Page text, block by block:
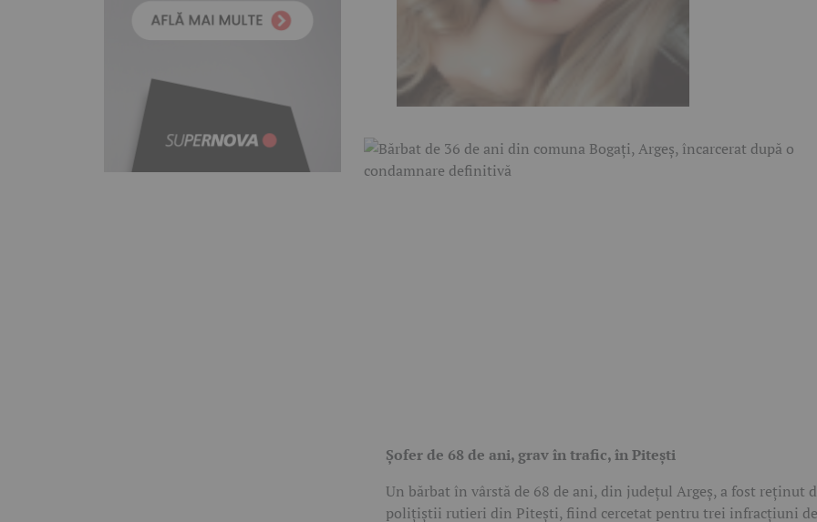
Șofer de 68 de ani, grav în trafic, în Pitești
Un bărbat în vârstă de 68 de ani, din județul Argeș, a fost reținut
polițiștii rutieri din Pitești, fiind cercetat pentru trei infracțiuni de